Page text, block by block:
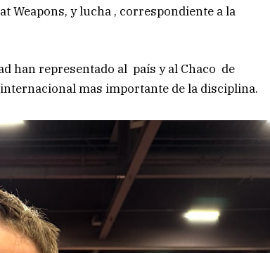
Weapons, y lucha , correspondiente a la
han representado al país y al Chaco de
mas importante de la disciplina.